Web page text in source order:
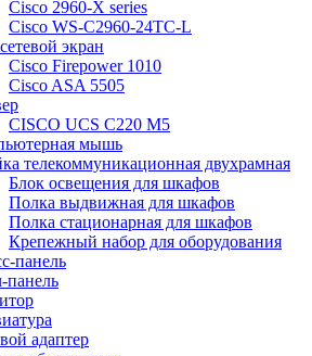
Cisco 2960-X series
Cisco WS-C2960-24TC-L
экран
Cisco Firepower 1010
Cisco ASA 5505
CISCO UCS C220 M5
мышь
телекоммуникационная двухрамная
Блок освещения для шкафов
Полка выдвижная для шкафов
Полка стационарная для шкафов
Крепежный набор для оборудования
панель
панель
адаптер